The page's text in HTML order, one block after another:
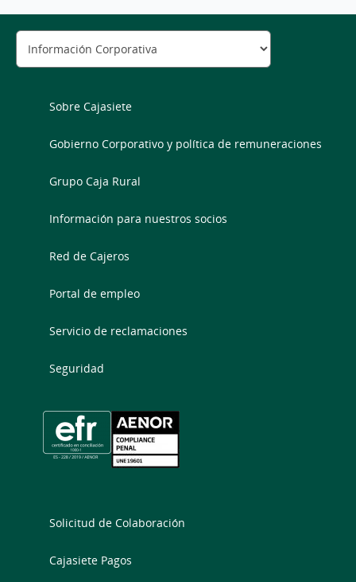
Sobre Cajasiete
Gobierno Corporativo y política de remuneraciones
Grupo Caja Rural
Información para nuestros socios
Red de Cajeros
Portal de empleo
Servicio de reclamaciones
Seguridad
Solicitud de Colaboración
Cajasiete Pagos